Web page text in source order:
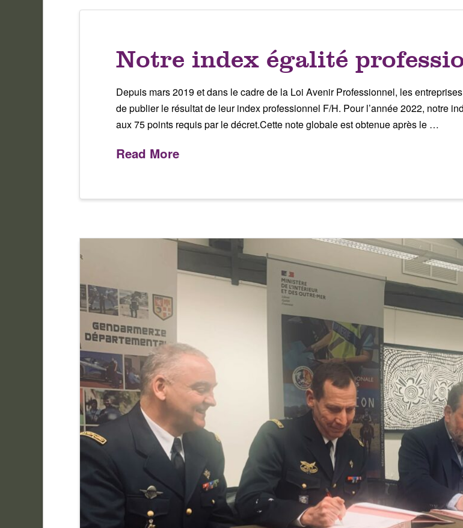
Notre index égalité
Depuis mars 2019 et dans le cadre de la Loi Avenir Professionnel, les
de publier le résultat de leur index professionnel F/H. Pour l’année 2022, notre
aux 75 points requis par le décret.Cette note globale est obtenue après le …
Read More